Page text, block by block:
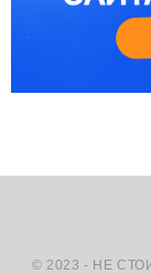
© 2023 - НЕ